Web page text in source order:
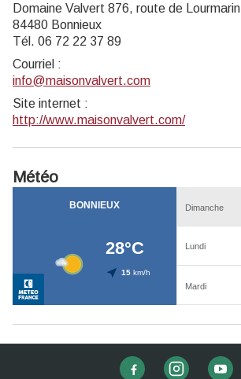
Domaine Valvert 876, route de Lourmarin
84480 Bonnieux
Tél. 06 72 22 37 89
Courriel :
info@maisonvalvert.com
Site internet :
http://www.maisonvalvert.com/
Météo